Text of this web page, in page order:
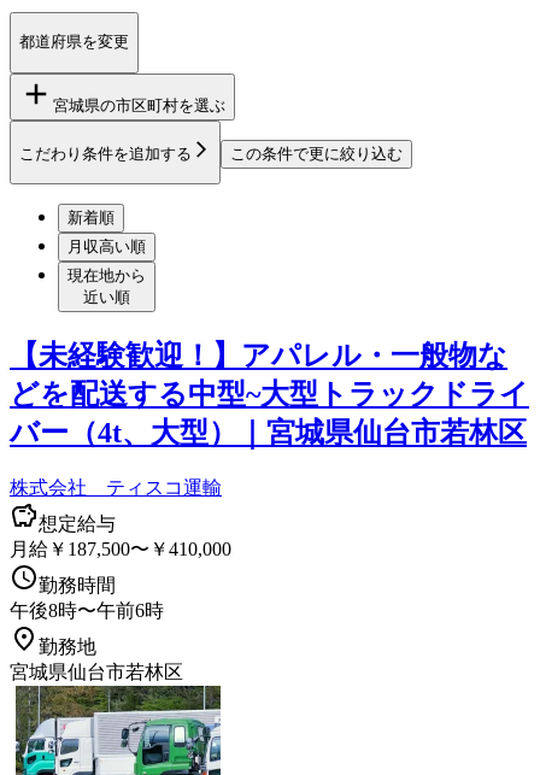
都道府県を変更
宮城県の市区町村を選ぶ
こだわり条件を追加する この条件で更に絞り込む
新着順
月収高い順
現在地から
近い順
【未経験歓迎！】アパレル・一般物な
どを配送する中型~大型トラックドライ
バー（4t、大型）｜宮城県仙台市若林区
株式会社 ティスコ運輸
想定給与
月給￥187,500〜￥410,000
勤務時間
午後8時〜午前6時
勤務地
宮城県仙台市若林区